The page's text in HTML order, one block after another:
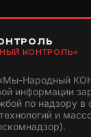
КОНТРОЛЬ»
«Мы-Народный
информации
по надзору в
и